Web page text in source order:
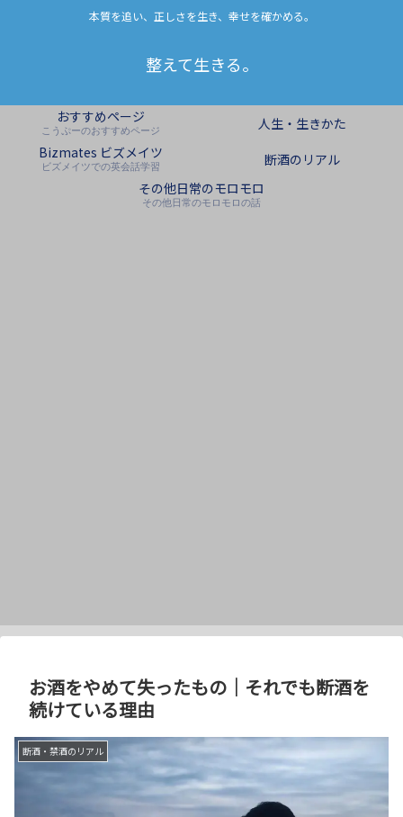
本質を追い、正しさを生き、幸せを確かめる。
整えて生きる。
おすすめページ
こうぷーのおすすめページ
人生・生きかた
Bizmates ビズメイツ
ビズメイツでの英会話学習
断酒のリアル
その他日常のモロモロ
その他日常のモロモロの話
お酒をやめて失ったもの｜それでも断酒を
続けている理由
断酒・禁酒のリアル